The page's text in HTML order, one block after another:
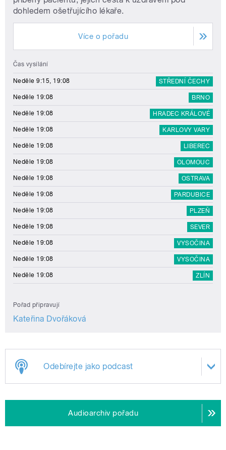
dohledem ošetřujícího lékaře.
Více o pořadu
Čas vysílání
Neděle 9:15, 19:08 STŘEDNÍ ČECHY
Neděle 19:08 BRNO
Neděle 19:08 HRADEC KRÁLOVÉ
Neděle 19:08 KARLOVY VARY
Neděle 19:08 LIBEREC
Neděle 19:08 OLOMOUC
Neděle 19:08 OSTRAVA
Neděle 19:08 PARDUBICE
Neděle 19:08 PLZEŇ
Neděle 19:08 SEVER
Neděle 19:08 VYSOČINA
Neděle 19:08 VYSOČINA
Neděle 19:08 ZLÍN
Pořad připravují
Kateřina Dvořáková
Odebírejte jako podcast
Audioarchiv pořadu